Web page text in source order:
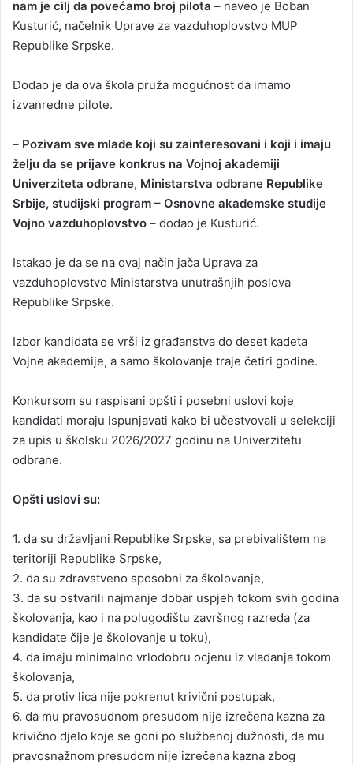
nam je cilj da povećamo broj pilota – naveo je Boban
Kusturić, načelnik Uprave za vazduhoplovstvo MUP
Republike Srpske.
Dodao je da ova škola pruža mogućnost da imamo
izvanredne pilote.
– Pozivam sve mlade koji su zainteresovani i koji i imaju
želju da se prijave konkrus na Vojnoj akademiji
Univerziteta odbrane, Ministarstva odbrane Republike
Srbije, studijski program – Osnovne akademske studije
Vojno vazduhoplovstvo – dodao je Kusturić.
Istakao je da se na ovaj način jača Uprava za
vazduhoplovstvo Ministarstva unutrašnjih poslova
Republike Srpske.
Izbor kandidata se vrši iz građanstva do deset kadeta
Vojne akademije, a samo školovanje traje četiri godine.
Konkursom su raspisani opšti i posebni uslovi koje
kandidati moraju ispunjavati kako bi učestvovali u selekciji
za upis u školsku 2026/2027 godinu na Univerzitetu
odbrane.
Opšti uslovi su:
1. da su državljani Republike Srpske, sa prebivalištem na
teritoriji Republike Srpske,
2. da su zdravstveno sposobni za školovanje,
3. da su ostvarili najmanje dobar uspjeh tokom svih godina
školovanja, kao i na polugodištu završnog razreda (za
kandidate čije je školovanje u toku),
4. da imaju minimalno vrlodobru ocjenu iz vladanja tokom
školovanja,
5. da protiv lica nije pokrenut krivični postupak,
6. da mu pravosudnom presudom nije izrečena kazna za
krivično djelo koje se goni po službenoj dužnosti, da mu
pravosnažnom presudom nije izrečena kazna zbog